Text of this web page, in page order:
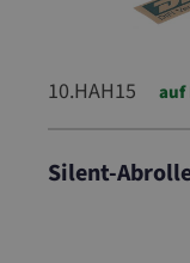
10.HAH15 auf
Silent-